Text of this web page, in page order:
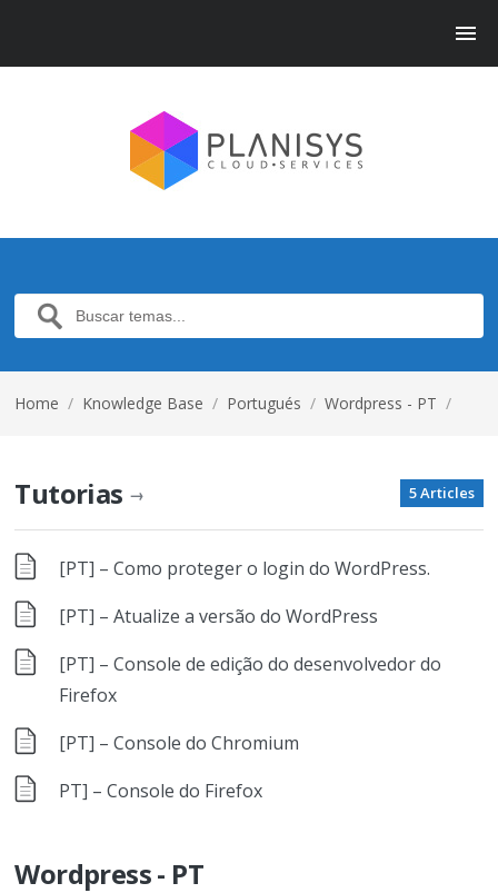
Home / Knowledge Base / Portugués / Wordpress - PT /
5 Articles
Tutorias →
[PT] – Como proteger o login do WordPress.
[PT] – Atualize a versão do WordPress
[PT] – Console de edição do desenvolvedor do
Firefox
[PT] – Console do Chromium
PT] – Console do Firefox
Wordpress - PT